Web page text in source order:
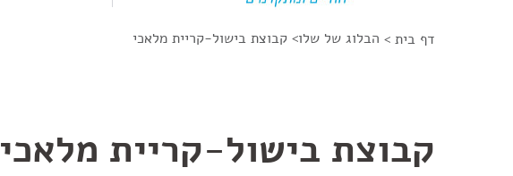
דף בית > הבלוג של שלו> קבוצת בישול-קריית מלאכי
קבוצת בישול-קריית מלאכי